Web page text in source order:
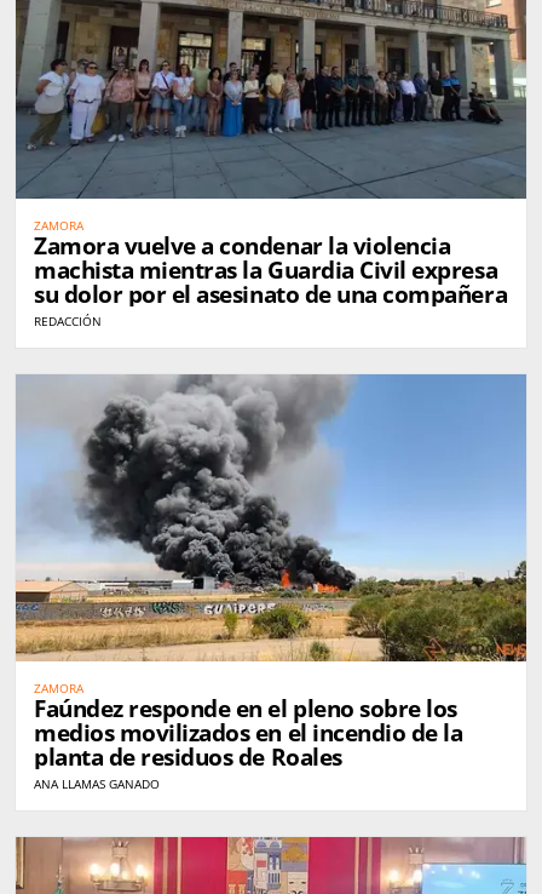
ZAMORA
Zamora vuelve a condenar la violencia
machista mientras la Guardia Civil expresa
su dolor por el asesinato de una compañera
REDACCIÓN
ZAMORA
Faúndez responde en el pleno sobre los
medios movilizados en el incendio de la
planta de residuos de Roales
ANA LLAMAS GANADO